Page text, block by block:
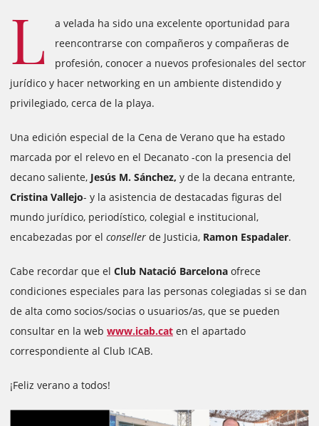
L
a velada ha sido una excelente oportunidad para
reencontrarse con compañeros y compañeras de
profesión, conocer a nuevos profesionales del sector
jurídico y hacer networking en un ambiente distendido y
privilegiado, cerca de la playa.
Una edición especial de la Cena de Verano que ha estado
marcada por el relevo en el Decanato -con la presencia del
decano saliente, Jesús M. Sánchez, y de la decana entrante,
Cristina Vallejo- y la asistencia de destacadas figuras del
mundo jurídico, periodístico, colegial e institucional,
encabezadas por el conseller de Justicia, Ramon Espadaler.
Cabe recordar que el Club Natació Barcelona ofrece
condiciones especiales para las personas colegiadas si se dan
de alta como socios/socias o usuarios/as, que se pueden
consultar en la web www.icab.cat en el apartado
correspondiente al Club ICAB.
¡Feliz verano a todos!